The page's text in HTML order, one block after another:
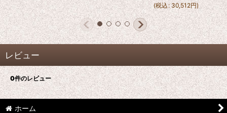
(税込 : 30,512円)
レビュー
0件のレビュー
ホーム